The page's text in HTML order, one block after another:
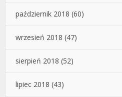
październik 2018 (60)
wrzesień 2018 (47)
sierpień 2018 (52)
lipiec 2018 (43)